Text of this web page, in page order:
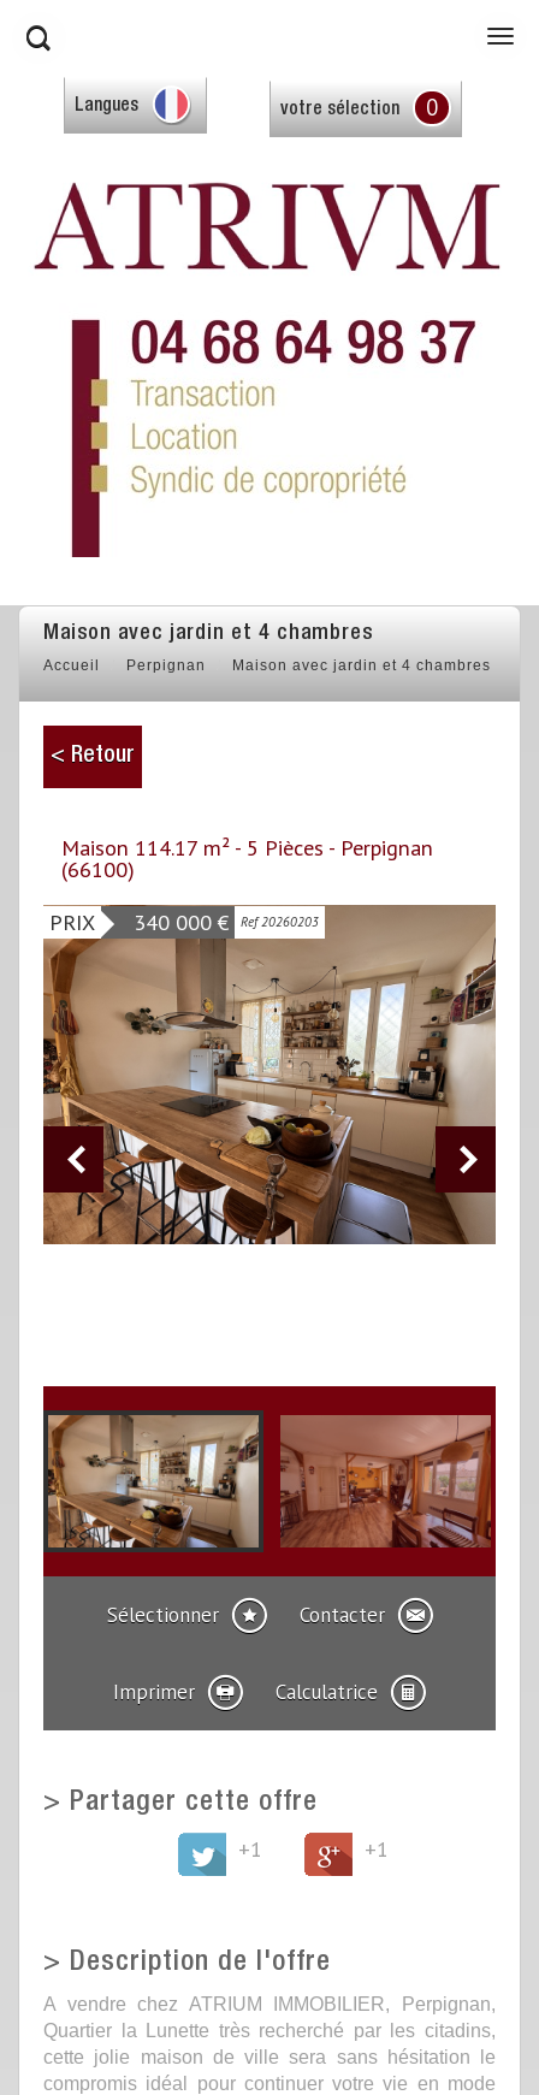
Langues votre sélection 0
maison avec jardin et 4 chambres
Accueil Perpignan Maison avec jardin et 4 chambres
< Retour
Maison 114.17 m² - 5 Pièces - Perpignan
(66100)
PRIX
340 000 € Ref 20260203
Sélectionner Contacter
Imprimer Calculatrice
> Partager cette offre
+1
+1
> Description de l'offre
A vendre chez ATRIUM IMMOBILIER, Perpignan,
Quartier la Lunette très recherché par les citadins,
cette jolie maison de ville sera sans hésitation le
compromis idéal pour continuer votre vie en mode